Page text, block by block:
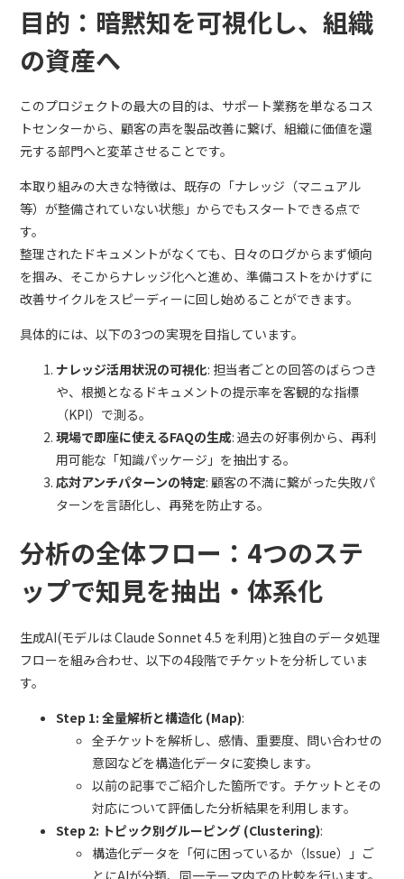
目的：暗黙知を可視化し、組織
の資産へ
このプロジェクトの最大の目的は、サポート業務を単なるコス
トセンターから、顧客の声を製品改善に繋げ、組織に価値を還
元する部門へと変革させることです。
本取り組みの大きな特徴は、既存の「ナレッジ（マニュアル
等）が整備されていない状態」からでもスタートできる点で
す。
整理されたドキュメントがなくても、日々のログからまず傾向
を掴み、そこからナレッジ化へと進め、準備コストをかけずに
改善サイクルをスピーディーに回し始めることができます。
具体的には、以下の3つの実現を目指しています。
ナレッジ活用状況の可視化: 担当者ごとの回答のばらつき
や、根拠となるドキュメントの提示率を客観的な指標
（KPI）で測る。
現場で即座に使えるFAQの生成: 過去の好事例から、再利
用可能な「知識パッケージ」を抽出する。
応対アンチパターンの特定: 顧客の不満に繋がった失敗パ
ターンを言語化し、再発を防止する。
分析の全体フロー：4つのステ
ップで知見を抽出・体系化
生成AI(モデルは Claude Sonnet 4.5 を利用)と独自のデータ処理
フローを組み合わせ、以下の4段階でチケットを分析していま
す。
Step 1: 全量解析と構造化 (Map):
全チケットを解析し、感情、重要度、問い合わせの
意図などを構造化データに変換します。
以前の記事でご紹介した箇所です。チケットとその
対応について評価した分析結果を利用します。
Step 2: トピック別グルーピング (Clustering):
構造化データを「何に困っているか（Issue）」ご
とにAIが分類、同一テーマ内での比較を行います。